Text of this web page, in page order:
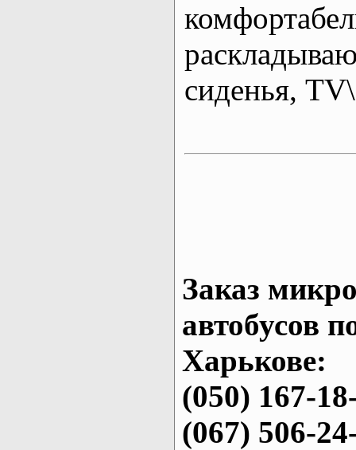
сиденья,
Заказ
автобусов
Харькове:
(050) 167-
(067) 506-